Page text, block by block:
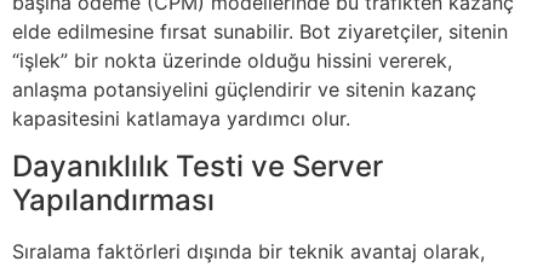
elde edilmesine fırsat sunabilir. Bot ziyaretçiler, sitenin
“işlek” bir nokta üzerinde olduğu hissini vererek,
anlaşma potansiyelini güçlendirir ve sitenin kazanç
kapasitesini katlamaya yardımcı olur.
Dayanıklılık Testi ve Server
Yapılandırması
Sıralama faktörleri dışında bir teknik avantaj olarak,